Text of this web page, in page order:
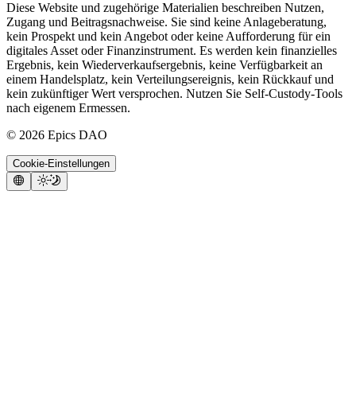
Diese Website und zugehörige Materialien beschreiben Nutzen,
Zugang und Beitragsnachweise. Sie sind keine Anlageberatung,
kein Prospekt und kein Angebot oder keine Aufforderung für ein
digitales Asset oder Finanzinstrument. Es werden kein finanzielles
Ergebnis, kein Wiederverkaufsergebnis, keine Verfügbarkeit an
einem Handelsplatz, kein Verteilungsereignis, kein Rückkauf und
kein zukünftiger Wert versprochen. Nutzen Sie Self-Custody-Tools
nach eigenem Ermessen.
© 2026 Epics DAO
Cookie-Einstellungen